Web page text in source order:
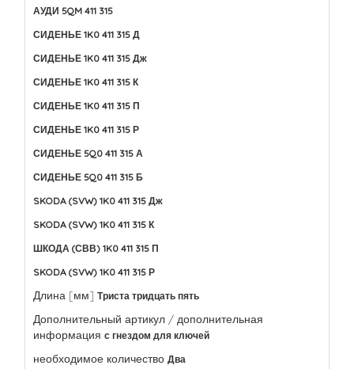
АУДИ 5QM 411 315
СИДЕНЬЕ 1K0 411 315 Д
СИДЕНЬЕ 1K0 411 315 Дж
СИДЕНЬЕ 1K0 411 315 К
СИДЕНЬЕ 1K0 411 315 П
СИДЕНЬЕ 1K0 411 315 Р
СИДЕНЬЕ 5Q0 411 315 А
СИДЕНЬЕ 5Q0 411 315 Б
SKODA (SVW) 1K0 411 315 Дж
SKODA (SVW) 1K0 411 315 К
ШКОДА (СВВ) 1K0 411 315 П
SKODA (SVW) 1K0 411 315 Р
Длина [мм] Триста тридцать пять
Дополнительный артикул / дополнительная
информация с гнездом для ключей
необходимое количество Два